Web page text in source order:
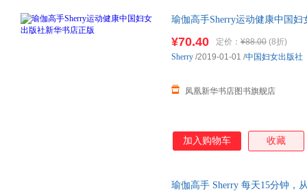
瑜伽高手Sherry运动健康中国
¥70.40 定价： ¥88.00 (8折)
凤凰新华书店图书旗舰店
Sherry /2019-01-01 /中国妇女出版社
加入购物车 收藏
瑜伽高手 Sherry 每天15分钟，